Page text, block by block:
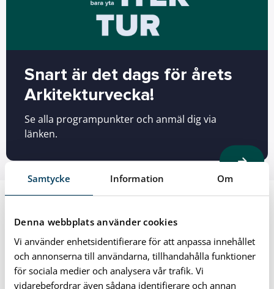
Samtycke Information Om
Denna webbplats använder cookies
Vi använder enhetsidentifierare för att anpassa innehållet
och annonserna till användarna, tillhandahålla funktioner
för sociala medier och analysera vår trafik. Vi
vidarebefordrar även sådana identifierare och annan
Snart är det dags för årets
Arkitekturvecka!
Se alla programpunkter och anmäl dig via
länken.